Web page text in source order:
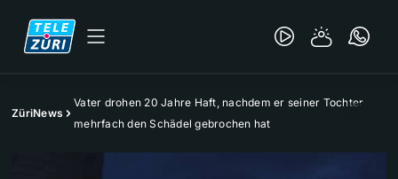
ZüriNews
Vater drohen 20 Jahre Haft, nachdem er seiner Tochter
mehrfach den Schädel gebrochen hat